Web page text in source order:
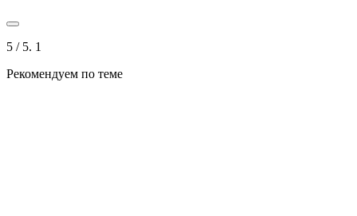
5 / 5. 1
Рекомендуем по теме